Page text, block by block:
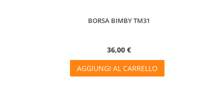
BORSA BIMBY TM31
36,00 €
AGGIUNGI AL CARRELLO